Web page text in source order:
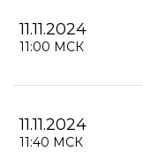
11.11.2024
11:00 МСК
11.11.2024
11:40 МСК